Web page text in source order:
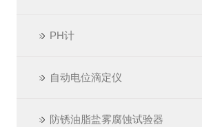
PH计
自动电位滴定仪
防锈油脂盐雾腐蚀试验器